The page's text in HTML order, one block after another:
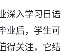
深入学习日语
业后，学生可
得关注，它结